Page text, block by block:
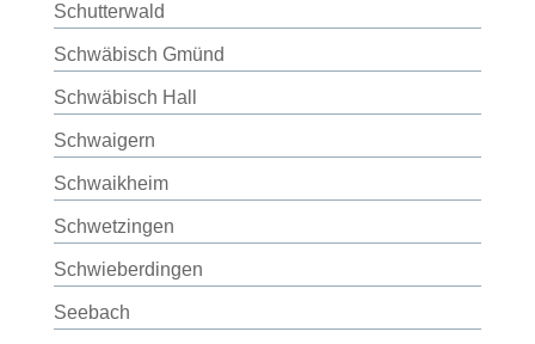
Schutterwald
Schwäbisch Gmünd
Schwäbisch Hall
Schwaigern
Schwaikheim
Schwetzingen
Schwieberdingen
Seebach